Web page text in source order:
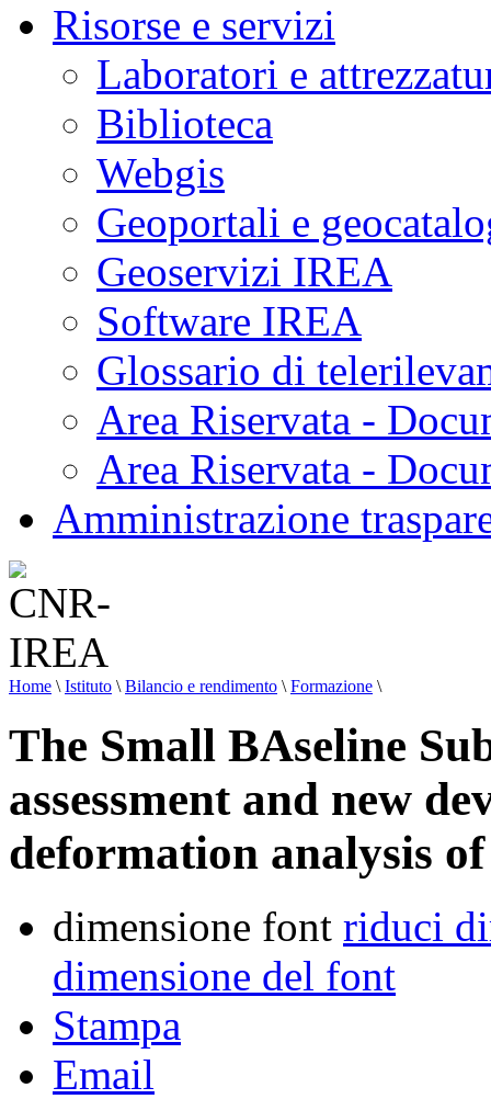
Risorse e servizi
Laboratori e
Biblioteca
Webgis
Geoportali e
Geoservizi IREA
Software IREA
Glossario di
Area Riservata -
Area Riservata -
Amministrazione
Home \ Istituto \ Bilancio e rendimento \ Formazione \
The Small BAseline
assessment and new
deformation analysis
dimensione font riduci
dimensione del font
Stampa
Email